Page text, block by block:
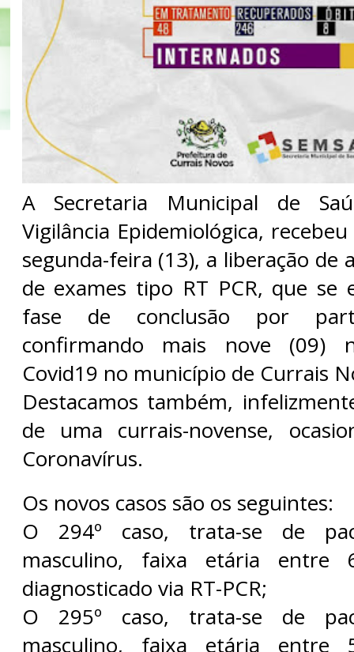
A Secretaria Municipal de
Vigilância Epidemiológica,
segunda-feira (13), a liberação de
de exames tipo RT PCR, que se
fase de conclusão por
confirmando mais nove (09)
Covid19 no município de Currais
Destacamos também,
de uma currais-novense,
Coronavírus.
Os novos casos são os seguintes:
O 294º caso, trata-se de
masculino, faixa etária
diagnosticado via RT-PCR;
O 295º caso, trata-se de
masculino, faixa etária